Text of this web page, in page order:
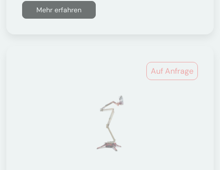
Mehr erfahren
Auf Anfrage